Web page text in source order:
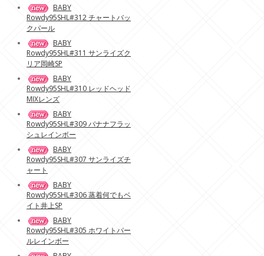
BABY
Rowdy95SHL#312 チャートバッ
クパール
BABY
Rowdy95SHL#311 サンライズク
リア岡崎SP
BABY
Rowdy95SHL#310 レッドヘッド
MIXレンズ
BABY
Rowdy95SHL#309 バナナフラッ
シュレインボー
BABY
Rowdy95SHL#307 サンライズチ
ャート
BABY
Rowdy95SHL#306 蒸着何でもベ
イト井上SP
BABY
Rowdy95SHL#305 ホワイトパー
ルレインボー